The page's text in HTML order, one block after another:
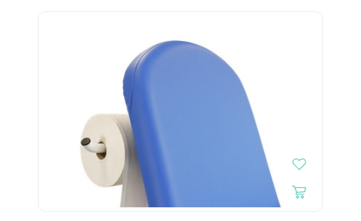
Alcoholmeter
Steriele velden
Chronische wondzorgproducten
Hydrocolloïden
Zilververbanden